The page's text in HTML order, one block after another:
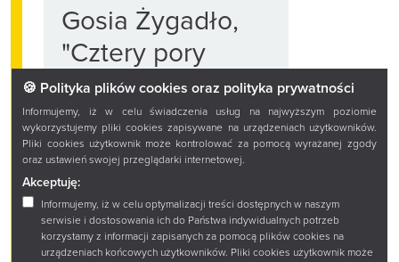
🍪 Polityka plików cookies oraz polityka prywatności
Informujemy, iż w celu świadczenia usług na najwyższym poziomie
wykorzystujemy pliki cookies zapisywane na urządzeniach użytkowników.
Pliki cookies użytkownik może kontrolować za pomocą wyrażanej zgody
oraz ustawień swojej przeglądarki internetowej.
Akceptuję:
Informujemy, iż w celu optymalizacji treści dostępnych w naszym
serwisie i dostosowania ich do Państwa indywidualnych potrzeb
korzystamy z informacji zapisanych za pomocą plików cookies na
urządzeniach końcowych użytkowników. Pliki cookies użytkownik może
Gosia Żygadło,
"Cztery pory
zimy"
Proza Żygadło jest jak
wpatrywanie się z bliska (w której
to bliskości alegoria i symbol już
nie działają) w obraz Boscha czy
tam Breugla: oto, co robi ze sobą
człowiek, co robi z nim człowiek.
Wyjątkowe, cztery krótkie formy.
Wybieraj.